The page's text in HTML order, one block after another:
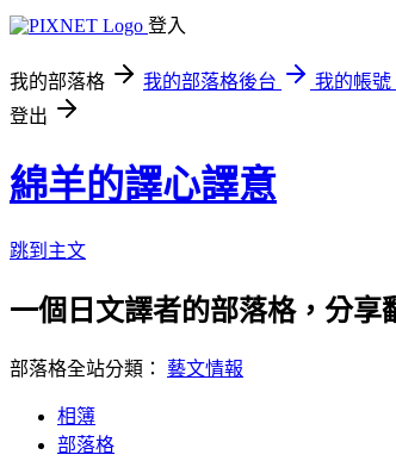
登入
我的部落格 我的部落格後台
我的帳號
登出
綿羊的譯心譯意
跳到主文
一個日文譯者的部落格，分
部落格全站分類： 藝文情報
相簿
部落格